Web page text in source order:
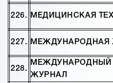
226. МЕДИЦИНСКАЯ
227. МЕЖДУНАРОДНАЯ
228.
МЕЖДУНАРОДНЫЙ
ЖУРНАЛ